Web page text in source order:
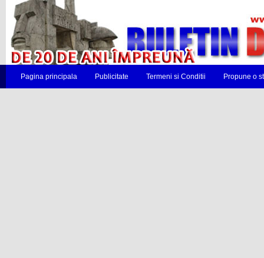
Pagina principala Publicitate Termeni si Conditii Propune o